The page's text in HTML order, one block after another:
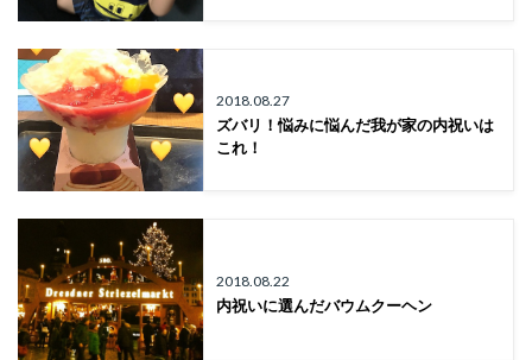
2018.08.27
ズバリ！悩みに悩んだ我が家の内祝いは
これ！
2018.08.22
内祝いに選んだバウムクーヘン